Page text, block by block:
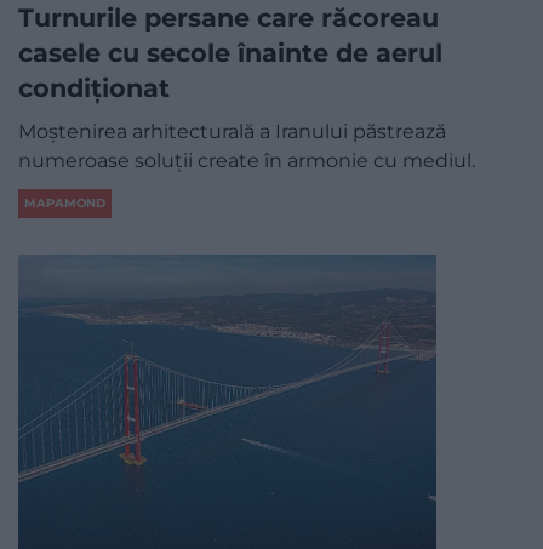
Turnurile persane care răcoreau
casele cu secole înainte de aerul
condiționat
Moștenirea arhitecturală a Iranului păstrează
numeroase soluții create în armonie cu mediul.
MAPAMOND